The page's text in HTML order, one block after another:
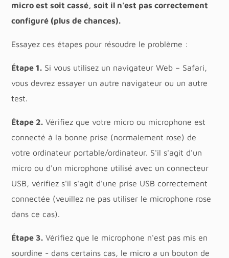
micro est soit cassé, soit il n'est pas correctement
configuré (plus de chances).
Essayez ces étapes pour résoudre le problème :
Étape 1. Si vous utilisez un navigateur Web – Safari,
vous devrez essayer un autre navigateur ou un autre
test.
Étape 2. Vérifiez que votre micro ou microphone est
connecté à la bonne prise (normalement rose) de
votre ordinateur portable/ordinateur. S'il s'agit d'un
micro ou d'un microphone utilisé avec un connecteur
USB, vérifiez s'il s'agit d'une prise USB correctement
connectée (veuillez ne pas utiliser le microphone rose
dans ce cas).
Étape 3. Vérifiez que le microphone n'est pas mis en
sourdine - dans certains cas, le micro a un bouton de